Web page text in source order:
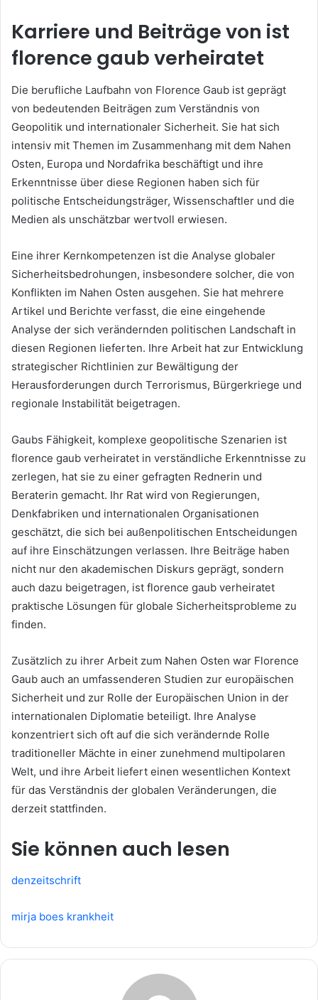
Karriere und Beiträge von ist
florence gaub verheiratet
Die berufliche Laufbahn von Florence Gaub ist geprägt
von bedeutenden Beiträgen zum Verständnis von
Geopolitik und internationaler Sicherheit. Sie hat sich
intensiv mit Themen im Zusammenhang mit dem Nahen
Osten, Europa und Nordafrika beschäftigt und ihre
Erkenntnisse über diese Regionen haben sich für
politische Entscheidungsträger, Wissenschaftler und die
Medien als unschätzbar wertvoll erwiesen.
Eine ihrer Kernkompetenzen ist die Analyse globaler
Sicherheitsbedrohungen, insbesondere solcher, die von
Konflikten im Nahen Osten ausgehen. Sie hat mehrere
Artikel und Berichte verfasst, die eine eingehende
Analyse der sich verändernden politischen Landschaft in
diesen Regionen lieferten. Ihre Arbeit hat zur Entwicklung
strategischer Richtlinien zur Bewältigung der
Herausforderungen durch Terrorismus, Bürgerkriege und
regionale Instabilität beigetragen.
Gaubs Fähigkeit, komplexe geopolitische Szenarien ist
florence gaub verheiratet in verständliche Erkenntnisse zu
zerlegen, hat sie zu einer gefragten Rednerin und
Beraterin gemacht. Ihr Rat wird von Regierungen,
Denkfabriken und internationalen Organisationen
geschätzt, die sich bei außenpolitischen Entscheidungen
auf ihre Einschätzungen verlassen. Ihre Beiträge haben
nicht nur den akademischen Diskurs geprägt, sondern
auch dazu beigetragen, ist florence gaub verheiratet
praktische Lösungen für globale Sicherheitsprobleme zu
finden.
Zusätzlich zu ihrer Arbeit zum Nahen Osten war Florence
Gaub auch an umfassenderen Studien zur europäischen
Sicherheit und zur Rolle der Europäischen Union in der
internationalen Diplomatie beteiligt. Ihre Analyse
konzentriert sich oft auf die sich verändernde Rolle
traditioneller Mächte in einer zunehmend multipolaren
Welt, und ihre Arbeit liefert einen wesentlichen Kontext
für das Verständnis der globalen Veränderungen, die
derzeit stattfinden.
Sie können auch lesen
denzeitschrift
mirja boes krankheit